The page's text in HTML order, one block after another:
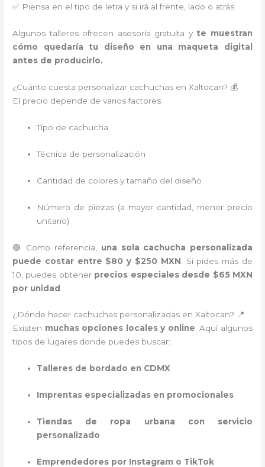
✅ Piensa en el tipo de letra y si irá al frente, lado o atrás
Algunos talleres ofrecen asesoría gratuita y te muestran
cómo quedaría tu diseño en una maqueta digital
antes de producirlo.
¿Cuánto cuesta personalizar cachuchas en Xaltocan? 💰
El precio depende de varios factores:
Tipo de cachucha
Técnica de personalización
Cantidad de colores y tamaño del diseño
Número de piezas (a mayor cantidad, menor precio
unitario)
🟢 Como referencia, una sola cachucha personalizada
puede costar entre $80 y $250 MXN . Si pides más de
10, puedes obtener precios especiales desde $65 MXN
por unidad
¿Dónde hacer cachuchas personalizadas en Xaltocan? 📍
Existen muchas opciones locales y online. Aquí algunos
tipos de lugares donde puedes buscar:
Talleres de bordado en CDMX
Imprentas especializadas en promocionales
Tiendas de ropa urbana con servicio
personalizado
Emprendedores por Instagram o TikTok